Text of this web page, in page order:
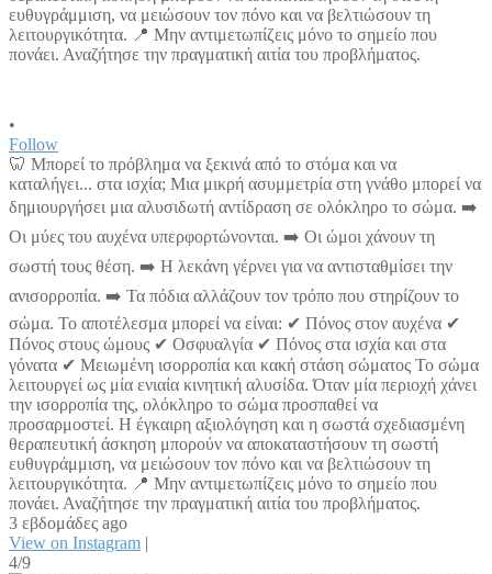
•
Follow
🦷 Μπορεί το πρόβλημα να ξεκινά από το στόμα και να
καταλήγει... στα ισχία; Μια μικρή ασυμμετρία στη γνάθο μπορεί να
δημιουργήσει μια αλυσιδωτή αντίδραση σε ολόκληρο το σώμα. ➡️
Οι μύες του αυχένα υπερφορτώνονται. ➡️ Οι ώμοι χάνουν τη
σωστή τους θέση. ➡️ Η λεκάνη γέρνει για να αντισταθμίσει την
ανισορροπία. ➡️ Τα πόδια αλλάζουν τον τρόπο που στηρίζουν το
σώμα. Το αποτέλεσμα μπορεί να είναι: ✔ Πόνος στον αυχένα ✔
Πόνος στους ώμους ✔ Οσφυαλγία ✔ Πόνος στα ισχία και στα
γόνατα ✔ Μειωμένη ισορροπία και κακή στάση σώματος Το σώμα
λειτουργεί ως μία ενιαία κινητική αλυσίδα. Όταν μία περιοχή χάνει
την ισορροπία της, ολόκληρο το σώμα προσπαθεί να
προσαρμοστεί. Η έγκαιρη αξιολόγηση και η σωστά σχεδιασμένη
θεραπευτική άσκηση μπορούν να αποκαταστήσουν τη σωστή
ευθυγράμμιση, να μειώσουν τον πόνο και να βελτιώσουν τη
λειτουργικότητα. 📍 Μην αντιμετωπίζεις μόνο το σημείο που
πονάει. Αναζήτησε την πραγματική αιτία του προβλήματος.
3 εβδομάδες ago
View on Instagram |
4/9